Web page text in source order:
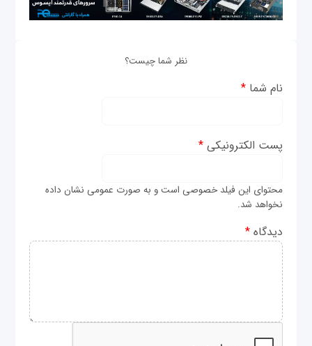
نظر شما چیست؟
نام شما*
پست الکترونیکی*
محتوای این فیلد خصوصی است و به صورت عمومی نشان داده
نخواهد شد.
دیدگاه*